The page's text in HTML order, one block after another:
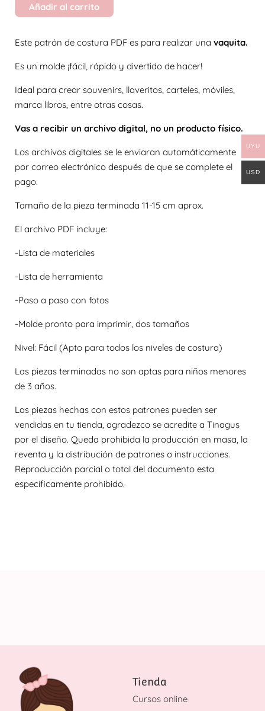
Añadir al carrito
Este patrón de costura PDF es para realizar una vaquita.
Es un molde ¡fácil, rápido y divertido de hacer!
Ideal para crear souvenirs, llaveritos, carteles, móviles,
marca libros, entre otras cosas.
Vas a recibir un archivo digital, no un producto físico.
Los archivos digitales se le enviaran automáticamente
por correo electrónico después de que se complete el
pago.
Tamaño de la pieza terminada 11-15 cm aprox.
El archivo PDF incluye:
-Lista de materiales
-Lista de herramienta
-Paso a paso con fotos
-Molde pronto para imprimir, dos tamaños
Nivel: Fácil (Apto para todos los niveles de costura)
Las piezas terminadas no son aptas para niños menores
de 3 años.
Las piezas hechas con estos patrones pueden ser
vendidas en tu tienda, agradezco se acredite a Tinagus
por el diseño. Queda prohibida la producción en masa, la
reventa y la distribución de patrones o instrucciones.
Reproducción parcial o total del documento esta
específicamente prohibido.
Tienda
Cursos online
UYU
USD